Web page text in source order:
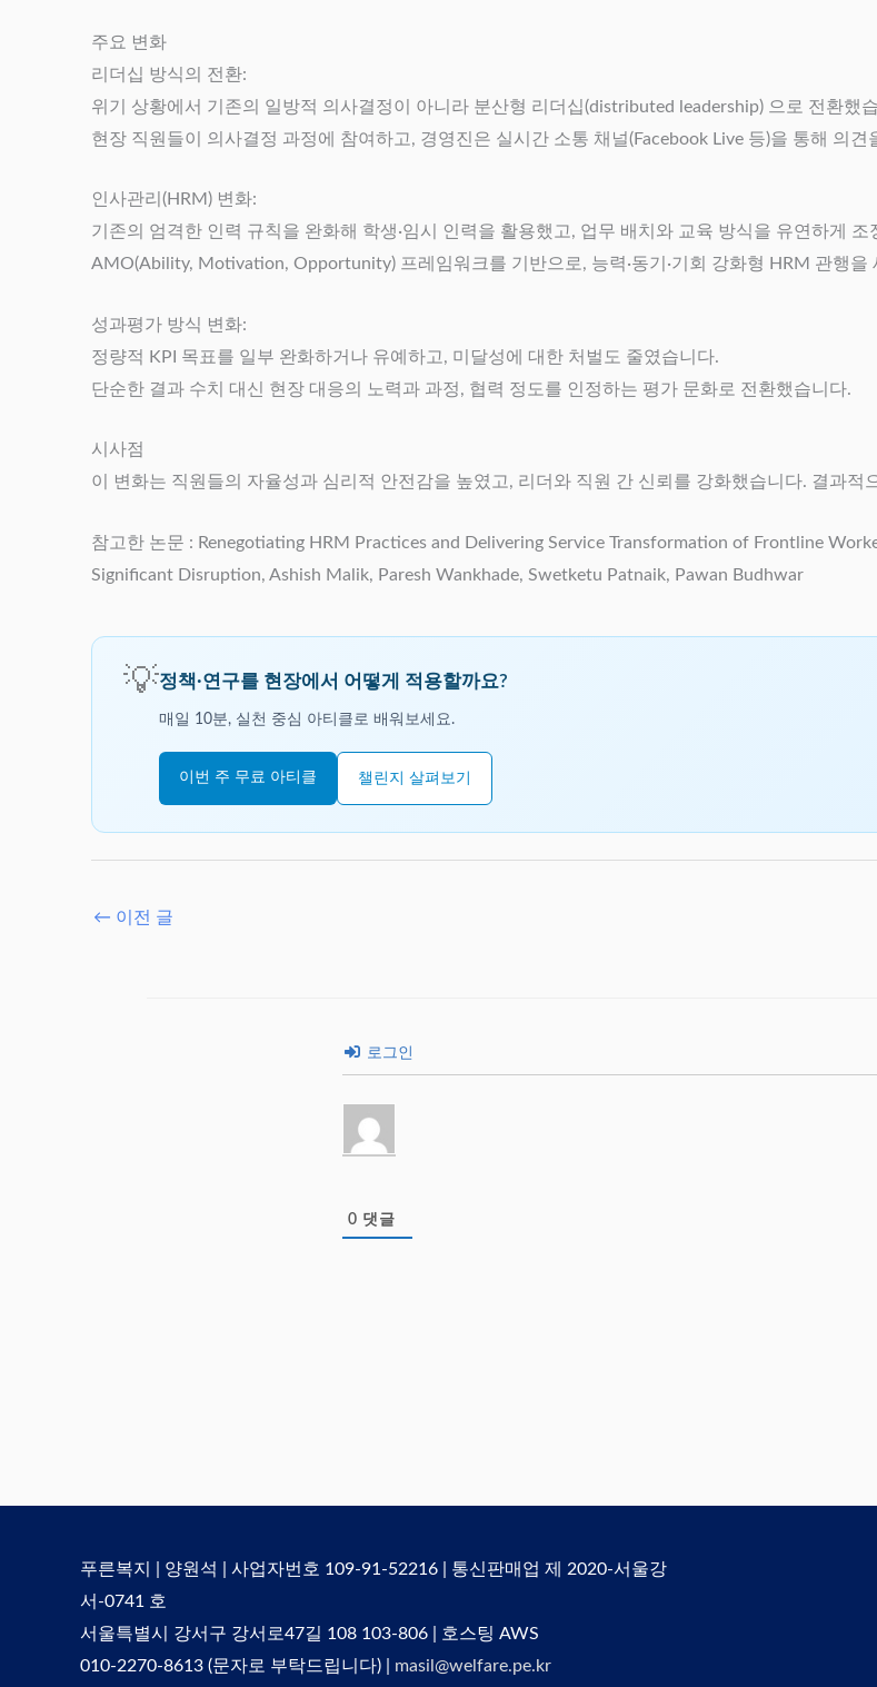
주요 변화
리더십 방식의 전환:
위기 상황에서 기존의 일방적 의사결정이 아니라 분산형 리더십(distributed leadership) 으로 전환했
현장 직원들이 의사결정 과정에 참여하고, 경영진은 실시간 소통 채널(Facebook Live 등)을 통해 의견
인사관리(HRM) 변화:
기존의 엄격한 인력 규칙을 완화해 학생·임시 인력을 활용했고, 업무 배치와 교육 방식을 유연하게 조
AMO(Ability, Motivation, Opportunity) 프레임워크를 기반으로, 능력·동기·기회 강화형 HRM 관행을
성과평가 방식 변화:
정량적 KPI 목표를 일부 완화하거나 유예하고, 미달성에 대한 처벌도 줄였습니다.
단순한 결과 수치 대신 현장 대응의 노력과 과정, 협력 정도를 인정하는 평가 문화로 전환했습니다.
시사점
이 변화는 직원들의 자율성과 심리적 안전감을 높였고, 리더와 직원 간 신뢰를 강화했습니다. 결과
참고한 논문 : Renegotiating HRM Practices and Delivering Service Transformation of Frontline
Significant Disruption, Ashish Malik, Paresh Wankhade, Swetketu Patnaik, Pawan Budhwar
💡정책·연구를 현장에서 어떻게 적용할까요?
매일 10분, 실천 중심 아티클로 배워보세요.
이번 주 무료 아티클 챌린지 살펴보기
← 이전 글
로그인
0 댓글
푸른복지 | 양원석 | 사업자번호 109-91-52216 | 통신판매업 제 2020-서울강
서-0741 호
서울특별시 강서구 강서로47길 108 103-806 | 호스팅 AWS
010-2270-8613 (문자로 부탁드립니다) | masil@welfare.pe.kr